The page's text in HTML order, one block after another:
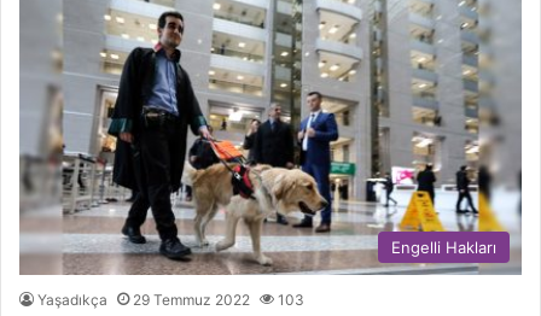
Engelli Hakları
Yaşadıkça 29 Temmuz 2022 103